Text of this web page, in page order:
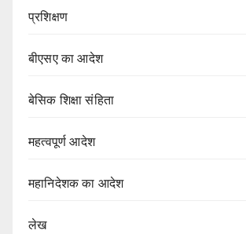
प्रशिक्षण
बीएसए का आदेश
बेसिक शिक्षा संहिता
महत्वपूर्ण आदेश
महानिदेशक का आदेश
लेख